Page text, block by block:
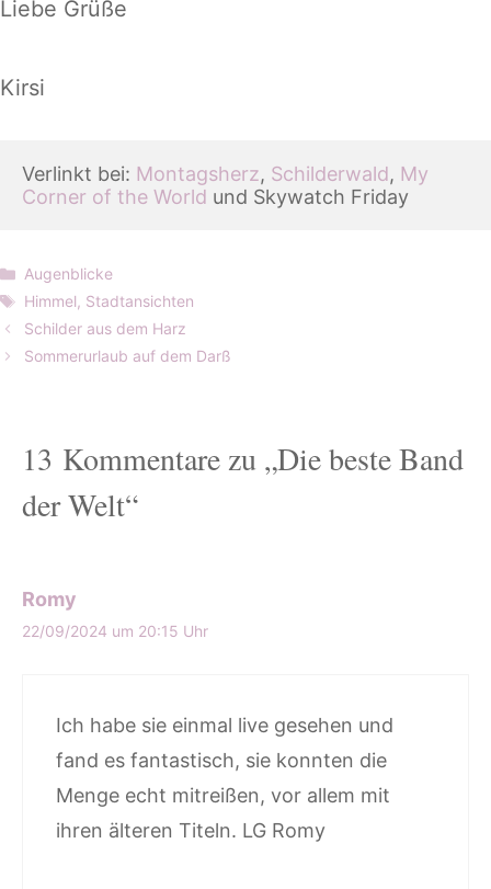
Liebe Grüße
Kirsi
Verlinkt bei: Montagsherz, Schilderwald, My
Corner of the World und Skywatch Friday
Kategorien
Augenblicke
Schlagwörter
Himmel, Stadtansichten
Schilder aus dem Harz
Sommerurlaub auf dem Darß
13 Kommentare zu „Die beste Band
der Welt“
Romy
22/09/2024 um 20:15 Uhr
Ich habe sie einmal live gesehen und
fand es fantastisch, sie konnten die
Menge echt mitreißen, vor allem mit
ihren älteren Titeln. LG Romy